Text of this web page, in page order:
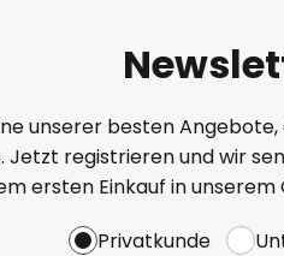
unserer besten
Jetzt registrieren und wir
ersten Einkauf in
Privatkunde